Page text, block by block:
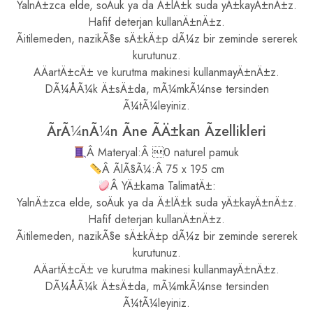
YalnÄ±zca elde, soÄuk ya da Ä±lÄ±k suda yÄ±kayÄ±nÄ±z.
Hafif deterjan kullanÄ±nÄ±z.
Ãitilemeden, nazikÃ§e sÄ±kÄ±p dÃ¼z bir zeminde sererek
kurutunuz.
AÄartÄ±cÄ± ve kurutma makinesi kullanmayÄ±nÄ±z.
DÃ¼ÅÃ¼k Ä±sÄ±da, mÃ¼mkÃ¼nse tersinden
Ã¼tÃ¼leyiniz.
ÃrÃ¼nÃ¼n Ãne ÃÄ±kan Ãzellikleri
Â Materyal:Â 0 naturel pamuk
Â ÃlÃ§Ã¼:Â 75 x 195 cm
Â YÄ±kama TalimatÄ±:
YalnÄ±zca elde, soÄuk ya da Ä±lÄ±k suda yÄ±kayÄ±nÄ±z.
Hafif deterjan kullanÄ±nÄ±z.
Ãitilemeden, nazikÃ§e sÄ±kÄ±p dÃ¼z bir zeminde sererek
kurutunuz.
AÄartÄ±cÄ± ve kurutma makinesi kullanmayÄ±nÄ±z.
DÃ¼ÅÃ¼k Ä±sÄ±da, mÃ¼mkÃ¼nse tersinden
Ã¼tÃ¼leyiniz.